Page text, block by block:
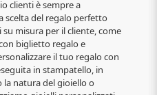
clienti è sempre a
scelta del regalo perfetto
misura per il cliente, come
biglietto regalo e
il tuo regalo con
in stampatello, in
natura del gioiello o